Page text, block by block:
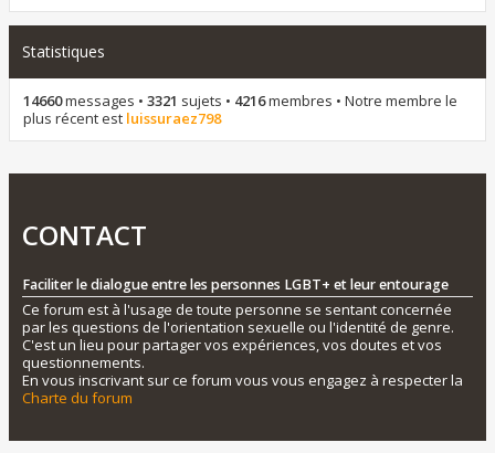
Statistiques
14660messages • 3321 sujets • 4216membres • Notre membre le
plus récent est luissuraez798
CONTACT
Faciliter le dialogue entre les personnes LGBT+ et leur entourage
Ce forum est à l'usage de toute personne se sentant concernée
par les questions de l'orientation sexuelle ou l'identité de genre.
C'est un lieu pour partager vos expériences, vos doutes et vos
questionnements.
En vous inscrivant sur ce forum vous vous engagez à respecter la
Charte du forum